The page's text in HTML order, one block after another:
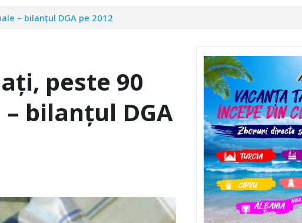
– bilanţul DGA pe 2012
peste 90
bilanţul DGA